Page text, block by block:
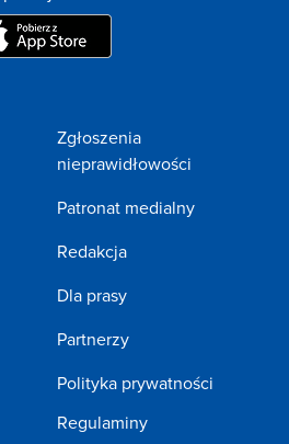
Zgłoszenia
nieprawidłowości
Patronat medialny
Redakcja
Dla prasy
Partnerzy
Polityka prywatności
Regulaminy